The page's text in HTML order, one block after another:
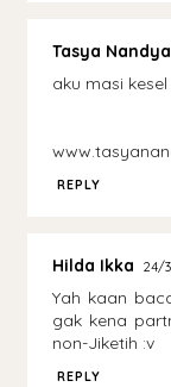
Tasya Nandya
aku masi
REPLY
Hilda Ikka 24/
Yah kaan
gak kena
non-Jiketih :v
REPLY